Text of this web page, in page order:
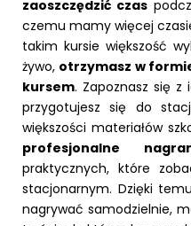
zaoszczędzić czas
czemu mamy więcej
takim kursie większość
żywo, otrzymasz w
kursem. Zapoznasz się
przygotujesz się do
większości materiałów
profesjonalne
praktycznych, które
stacjonarnym. Dzięki
nagrywać samodzielnie,